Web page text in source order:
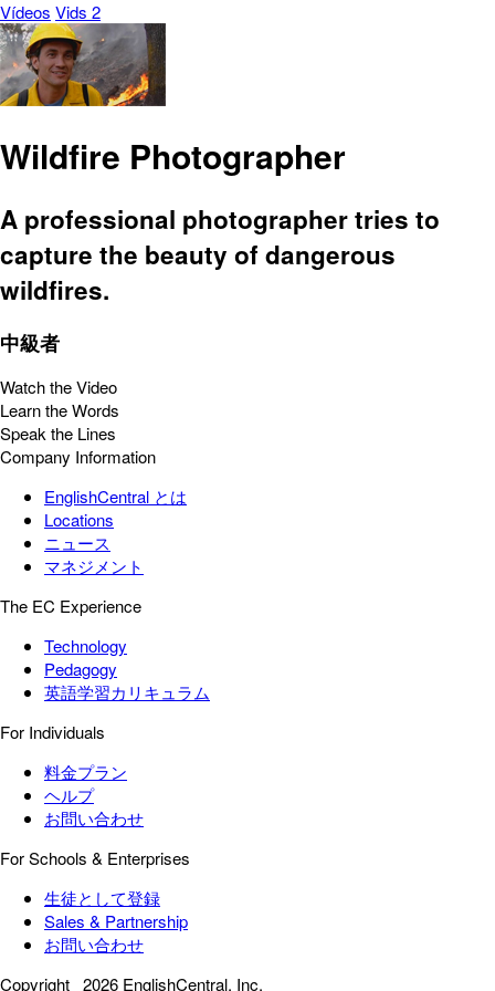
Vídeos Vids 2
Wildfire Photographer
A professional photographer tries to
capture the beauty of dangerous
wildfires.
中級者
Watch the Video
Learn the Words
Speak the Lines
Company Information
EnglishCentral とは
Locations
ニュース
マネジメント
The EC Experience
Technology
Pedagogy
英語学習カリキュラム
For Individuals
料金プラン
ヘルプ
お問い合わせ
For Schools & Enterprises
生徒として登録
Sales & Partnership
お問い合わせ
Copyright 2026 EnglishCentral, Inc.